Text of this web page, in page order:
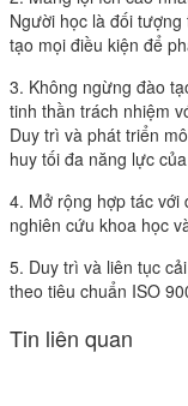
Người học là đối
tạo mọi điều kiện để
3. Không ngừng đào
tinh thần trách nhiệm
Duy trì và phát triển
huy tối đa năng lực
4. Mở rộng hợp tác với
nghiên cứu khoa học
5. Duy trì và liên tục
theo tiêu chuẩn ISO
Tin liên quan